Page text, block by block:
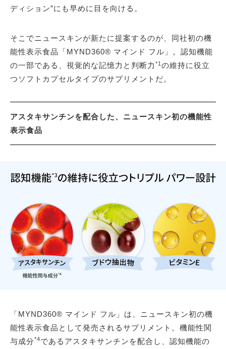
ディション”にも早めに目を向ける。
そこでニュースキンが新たに提案するのが、同社初の機
能性表示食品「MYND360® マインド フル」。認知機能
の一部である、視覚的な記憶力と判断力 *1 の維持に役立
つソフトカプセルタイプのサプリメントだ。
アスタキサンチンを配合した、ニュースキン初の機能性
表示食品
「MYND360® マインド フル」は、ニュースキン初の機
能性表示食品として発売されるサプリメント。機能性関
与成分*4であるアスタキサンチンを配合し、認知機能の